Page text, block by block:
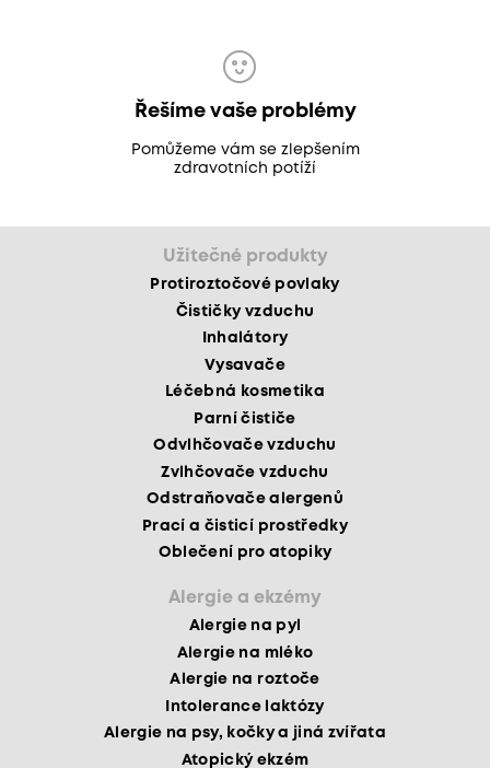
Řešíme vaše problémy
Pomůžeme vám se zlepšením
zdravotních potíží
Užitečné produkty
Protiroztočové povlaky
Čističky vzduchu
Inhalátory
Vysavače
Léčebná kosmetika
Parní čističe
Odvlhčovače vzduchu
Zvlhčovače vzduchu
Odstraňovače alergenů
Prací a čisticí prostředky
Oblečení pro atopiky
Alergie a ekzémy
Alergie na pyl
Alergie na mléko
Alergie na roztoče
Intolerance laktózy
Alergie na psy, kočky a jiná zvířata
Atopický ekzém